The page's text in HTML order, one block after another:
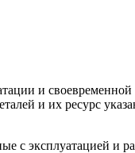
и
и их ресурс
с эксплуатацией и